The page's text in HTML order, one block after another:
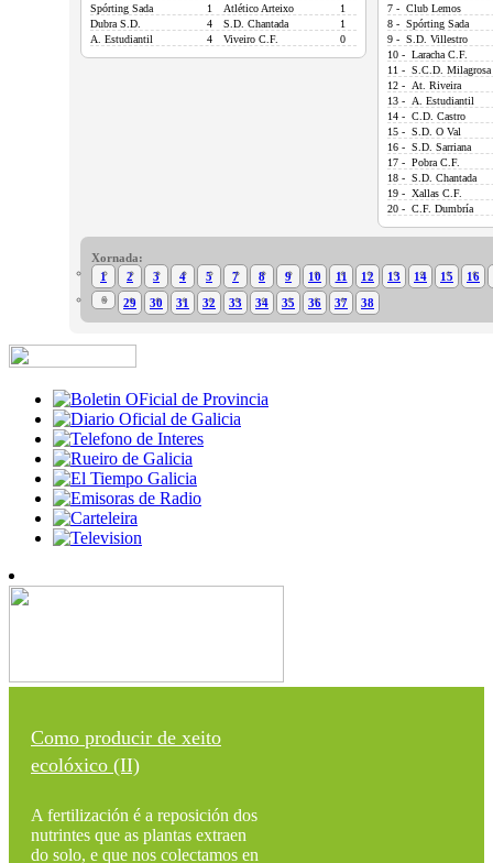
Spórting Sada
1 Atlético Arteixo
1
Dubra S.D.
4 S.D. Chantada
1
A. Estudiantil
4 Viveiro C.F. 0
7 - Club Lemos
8 - Spórting Sada
9 - S.D. Villestro
10 - Laracha C.F.
11 - S.C.D. Milagrosa
12 - At. Riveira
13 - A. Estudiantil
14 - C.D. Castro
15 - S.D. O Val
16 - S.D. Sarriana
17 - Pobra C.F.
18 - S.D. Chantada
19 - Xallas C.F.
20 - C.F. Dumbría
Xornada:
1
2 3 4 5 7 8 9 10 11 12 13 14 15 16
6 29 30 31 32 33 34 35 36 37 38
Como producir de xeito
ecolóxico (II)
A fertilización é a reposición dos
nutrintes que as plantas extraen
do solo, e que nos colectamos en